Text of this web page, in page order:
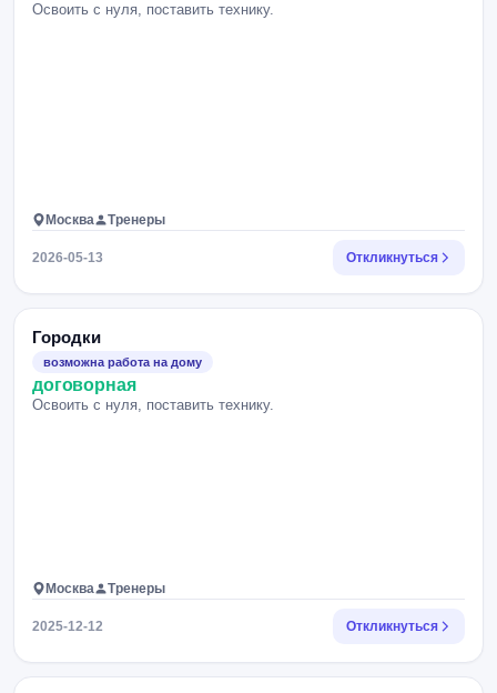
Освоить с нуля, поставить технику.
Москва Тренеры
2026-05-13 Откликнуться
Городки
возможна работа на дому
договорная
Освоить с нуля, поставить технику.
Москва Тренеры
2025-12-12 Откликнуться